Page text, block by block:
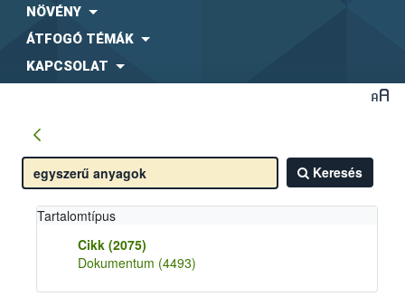
NÖVÉNY
ÁTFOGÓ TÉMÁK
KAPCSOLAT
Keresés
Tartalomtípus
Cikk (2075)
Dokumentum (4493)